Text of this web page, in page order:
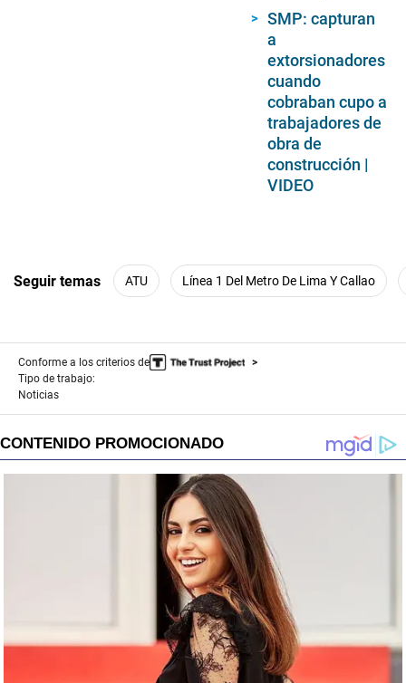
SMP: capturan
a
extorsionadores
cuando
cobraban cupo a
trabajadores de
obra de
construcción |
VIDEO
Seguir temas ATU Línea 1 Del Metro De Lima Y Callao
Conforme a los criterios de
Tipo de trabajo:
Noticias